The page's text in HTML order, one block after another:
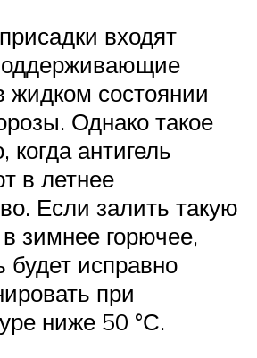
входят
жидком состоянии
Однако такое
когда антигель
в летнее
Если залить такую
зимнее горючее,
будет исправно
при
ниже 50 °С.